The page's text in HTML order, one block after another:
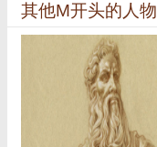
其他M开头的人物